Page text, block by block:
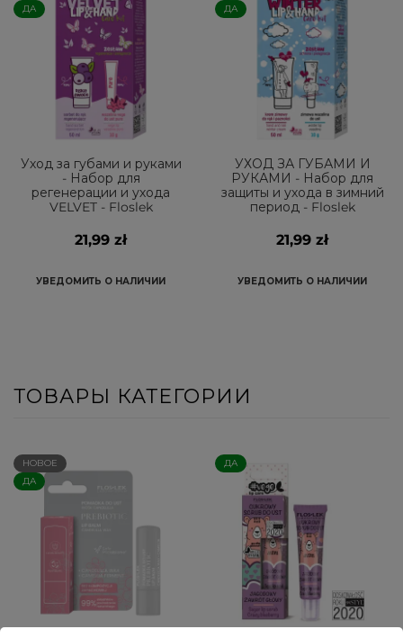
ДА
Уход за губами и руками
- Набор для
регенерации и ухода
VELVET - Floslek
21,99 zł
УВЕДОМИТЬ О НАЛИЧИИ
ДА
УХОД ЗА ГУБАМИ И
РУКАМИ - Набор для
защиты и ухода в зимний
период - Floslek
21,99 zł
УВЕДОМИТЬ О НАЛИЧИИ
ТОВАРЫ КАТЕГОРИИ
НОВОЕ
ДА
ДА